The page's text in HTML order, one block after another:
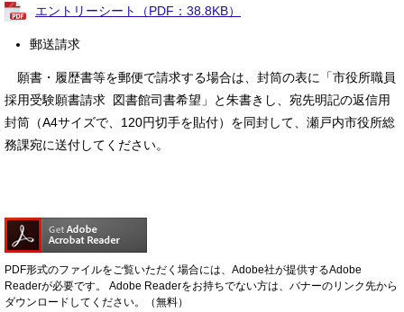
エントリーシート（PDF：38.8KB）
郵送請求
願書・履歴書等を郵便で請求する場合は、封筒の表に「市役所職員
採用受験願書請求 図書館司書希望」と朱書きし、宛先明記の返信用
封筒（A4サイズで、120円切手を貼付）を同封して、瀬戸内市役所総
務課宛に送付してください。
PDF形式のファイルをご覧いただく場合には、Adobe社が提供するAdobe
Readerが必要です。
Adobe Readerをお持ちでない方は、バナーのリンク先から
ダウンロードしてください。（無料）